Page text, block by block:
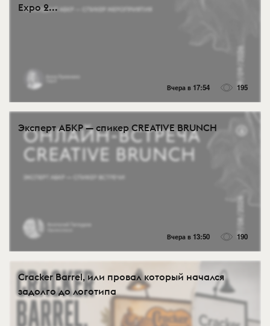
Expo 2...
Вчера в 17:54 195
Эксперт АБКР — спикер CREATIVE BRUNCH
Вчера в 13:50 190
Cracker Barrel, или провал который начался
задолго до логотипа